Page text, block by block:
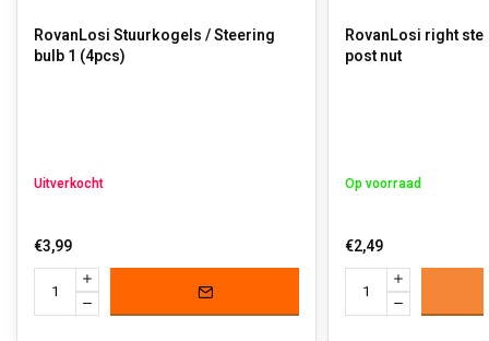
RovanLosi Stuurkogels / Steering
bulb 1 (4pcs)
Uitverkocht
€3,99
RovanLosi right
post nut
Op voorraad
€2,49